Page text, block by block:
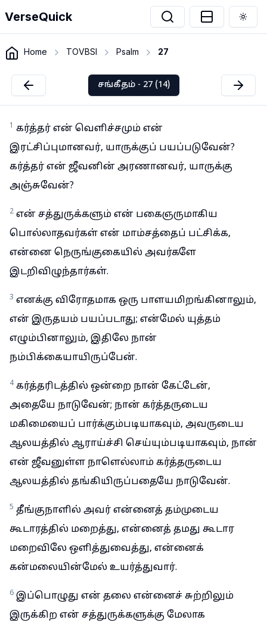
VerseQuick
Home TOVBSI Psalm 27
சங்கீதம் - 27 (14)
1 கர்த்தர் என் வெளிச்சமும் என்
இரட்சிப்புமானவர், யாருக்குப் பயப்படுவேன்?
கர்த்தர் என் ஜீவனின் அரணானவர், யாருக்கு
அஞ்சுவேன்?
2 என் சத்துருக்களும் என் பகைஞருமாகிய
பொல்லாதவர்கள் என் மாம்சத்தைப் பட்சிக்க,
என்னை நெருங்குகையில் அவர்களே
இடறிவிழுந்தார்கள்.
3 எனக்கு விரோதமாக ஒரு பாளயமிறங்கினாலும்,
என் இருதயம் பயப்படாது; என்மேல் யுத்தம்
எழும்பினாலும், இதிலே நான்
நம்பிக்கையாயிருப்பேன்.
4 கர்த்தரிடத்தில் ஒன்றை நான் கேட்டேன்,
அதையே நாடுவேன்; நான் கர்த்தருடைய
மகிமையைப் பார்க்கும்படியாகவும், அவருடைய
ஆலயத்தில் ஆராய்ச்சி செய்யும்படியாகவும், நான்
என் ஜீவனுள்ள நாளெல்லாம் கர்த்தருடைய
ஆலயத்தில் தங்கியிருப்பதையே நாடுவேன்.
5 தீங்குநாளில் அவர் என்னைத் தம்முடைய
கூடாரத்தில் மறைத்து, என்னைத் தமது கூடார
மறைவிலே ஒளித்துவைத்து, என்னைக்
கன்மலையின்மேல் உயர்த்துவார்.
6 இப்பொழுது என் தலை என்னைச் சுற்றிலும்
இருக்கிற என் சத்துருக்களுக்கு மேலாக